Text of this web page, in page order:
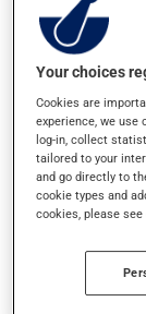
Chaque
traitement. Si
d'un
ou votre
déterminer si
cause et, au
Conservation
Comme la
garder ce
Your choices
Cookies are
experience, we use
log-in, collect
tailored to your
and go directly to
cookie types and
cookies, please see